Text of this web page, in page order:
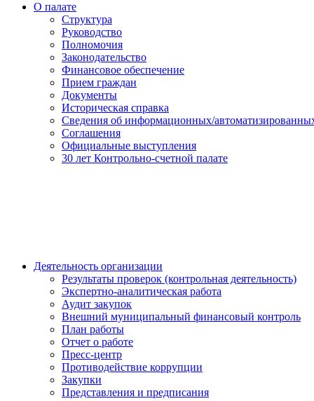
О палате
Структура
Руководство
Полномочия
Законодательство
Финансовое обеспечение
Прием граждан
Документы
Историческая справка
Сведения об информационных/
Соглашения
Официальные выступления
30 лет Контрольно-счетной палате
Деятельность организации
Результаты проверок (контрольная деятельность)
Экспертно-аналитическая работа
Аудит закупок
Внешний муниципальный финансовый контроль
План работы
Отчет о работе
Пресс-центр
Противодействие коррупции
Закупки
Представления и предписания